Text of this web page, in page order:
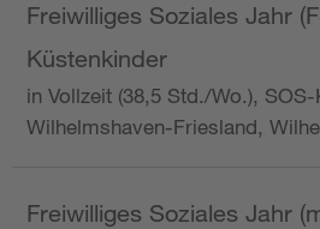
Freiwilliges Soziales Jahr
Küstenkinder
in Vollzeit (38,5 Std./Wo.),
Wilhelmshaven-Friesland,
Freiwilliges Soziales Jahr